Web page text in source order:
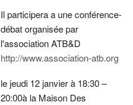
Il participera a une conférence-
débat organisée par
l'association ATB&D
http://www.association-atb.org
le jeudi 12 janvier à 18:30 –
20:00à la Maison Des